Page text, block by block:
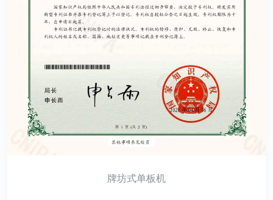
牌坊式单板机